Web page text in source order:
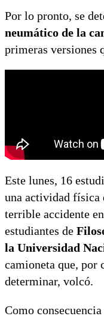
Por lo pronto, se
neumático de la
primeras versiones
Este lunes, 16
una actividad física
terrible accidente
estudiantes de
la Universidad
camioneta que, por
determinar, volcó.
Como